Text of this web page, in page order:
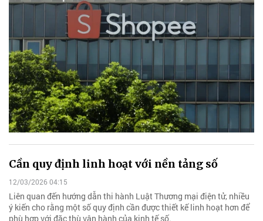
Cần quy định linh hoạt với nền tảng số
12/03/2026 04:15
Liên quan đến hướng dẫn thi hành Luật Thương mại điện tử, nhiều
ý kiến cho rằng một số quy định cần được thiết kế linh hoạt hơn để
phù hợp với đặc thù vận hành của kinh tế số.